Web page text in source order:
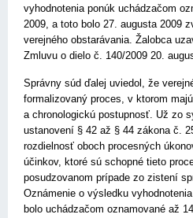
vyhodnotenia ponúk uchádzačom
2009, a toto bolo 27. augusta 2009
verejného obstarávania. Žalobca
Zmluvu o dielo č. 140/2009 20.
Správny súd ďalej uviedol, že
formalizovaný proces, v ktorom
a chronologickú postupnosť. Už zo
ustanovení § 42 až § 44 zákona č.
rozdielnosť oboch procesných
účinkov, ktoré sú schopné tieto
posudzovanom prípade zo zistení
Oznámenie o výsledku
bolo uchádzačom oznamované až